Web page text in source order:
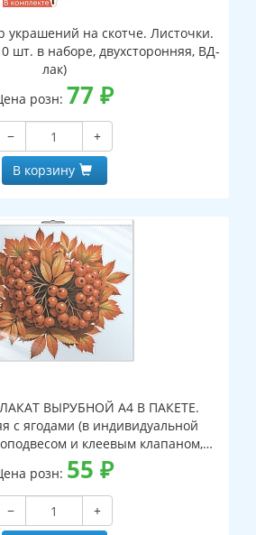
на скотче. Листочки.
шт. в наборе, двухсторонняя, ВД-
лак)
розн: 77 ₽
−
+
В корзину
ВЫРУБНОЙ А4 В ПАКЕТЕ.
с ягодами (в индивидуальной
и клеевым клапаном,
ВД-лак)
розн: 55 ₽
−
+